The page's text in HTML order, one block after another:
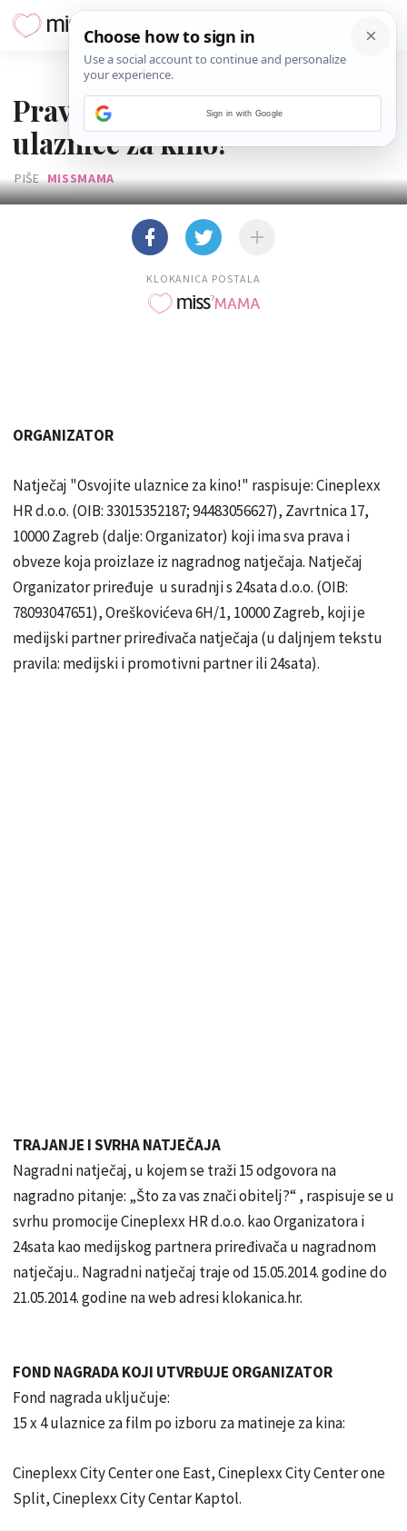
Pravila natječaja 'Osvojite
ulaznice za kino!'
PIŠE MISSMAMA
KLOKANICA POSTALA
ORGANIZATOR
Natječaj "Osvojite ulaznice za kino!" raspisuje: Cineplexx
HR d.o.o. (OIB: 33015352187; 94483056627), Zavrtnica 17,
10000 Zagreb (dalje: Organizator) koji ima sva prava i
obveze koja proizlaze iz nagradnog natječaja. Natječaj
Organizator priređuje u suradnji s 24sata d.o.o. (OIB:
78093047651), Oreškovićeva 6H/1, 10000 Zagreb, koji je
medijski partner priređivača natječaja (u daljnjem tekstu
pravila: medijski i promotivni partner ili 24sata).
TRAJANJE I SVRHA NATJEČAJA
Nagradni natječaj, u kojem se traži 15 odgovora na
nagradno pitanje: „Što za vas znači obitelj?“ , raspisuje se u
svrhu promocije Cineplexx HR d.o.o. kao Organizatora i
24sata kao medijskog partnera priređivača u nagradnom
natječaju.. Nagradni natječaj traje od 15.05.2014. godine do
21.05.2014. godine na web adresi klokanica.hr.
FOND NAGRADA KOJI UTVRĐUJE ORGANIZATOR
Fond nagrada uključuje:
15 x 4 ulaznice za film po izboru za matineje za kina:
Cineplexx City Center one East, Cineplexx City Center one
Split, Cineplexx City Centar Kaptol.
Sign in with Google